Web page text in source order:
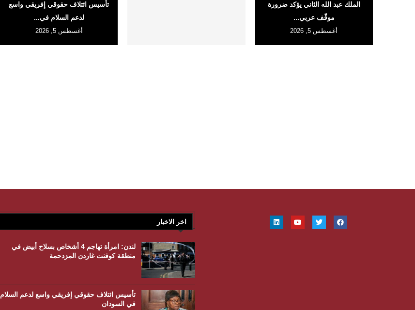
تأسيس ائتلاف حقوقي إفريقي واسع
لدعم السلام في...
أغسطس 5, 2026
الملك عبد الله الثاني يؤكد ضرورة
موقّف عربي...
أغسطس 5, 2026
اخر الاخبار
لندن: امرأة تهاجم 4 أشخاص بسلاح أبيض في
منطقة كوفنت غاردن المزدحمة
تأسيس ائتلاف حقوقي إفريقي واسع لدعم السلام
في السودان